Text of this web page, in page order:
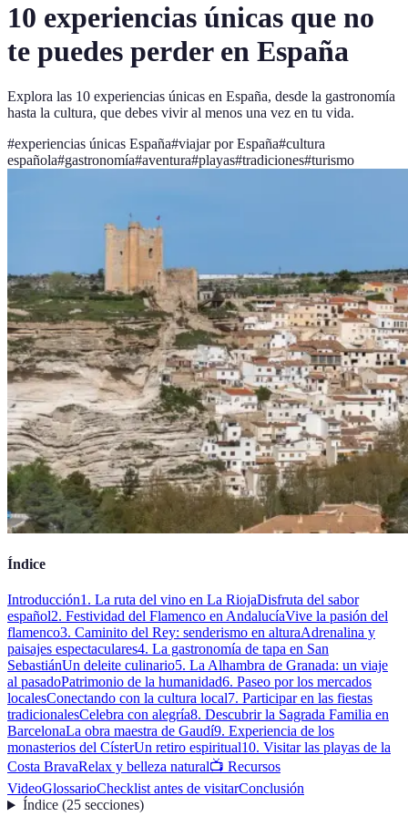
10 experiencias únicas que no
te puedes perder en España
Explora las 10 experiencias únicas en España, desde la gastronomía
hasta la cultura, que debes vivir al menos una vez en tu vida.
#experiencias únicas España#viajar por España#cultura
española#gastronomía#aventura#playas#tradiciones#turismo
Índice
Introducción1. La ruta del vino en La RiojaDisfruta del sabor
español2. Festividad del Flamenco en AndalucíaVive la pasión del
flamenco3. Caminito del Rey: senderismo en alturaAdrenalina y
paisajes espectaculares4. La gastronomía de tapa en San
SebastiánUn deleite culinario5. La Alhambra de Granada: un viaje
al pasadoPatrimonio de la humanidad6. Paseo por los mercados
localesConectando con la cultura local7. Participar en las fiestas
tradicionalesCelebra con alegría8. Descubrir la Sagrada Familia en
BarcelonaLa obra maestra de Gaudí9. Experiencia de los
monasterios del CísterUn retiro espiritual10. Visitar las playas de la
Costa BravaRelax y belleza natural📺 Recursos
VideoGlossarioChecklist antes de visitarConclusión
Índice(25 secciones)